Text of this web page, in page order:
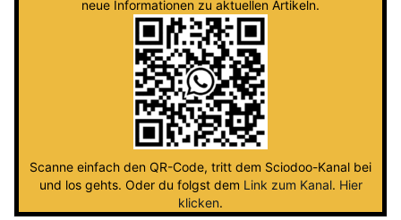
neue Informationen zu aktuellen Artikeln.
Scanne einfach den QR-Code, tritt dem Sciodoo-Kanal bei
und los gehts. Oder du folgst dem Link zum Kanal. Hier
klicken.